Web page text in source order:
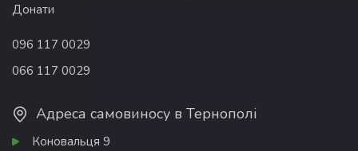
Донати
096 117 0029
066 117 0029
Адреса самовиносу в Тернополі
Коновальця 9